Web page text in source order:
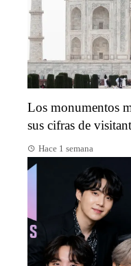
Los monumentos
sus cifras de
Hace 1 semana